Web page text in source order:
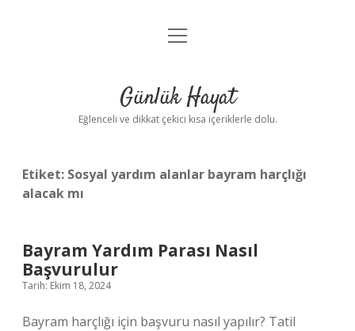
Anasayfa
Yasal Uyarı
menüyü
Günlük Hayat
Eğlenceli ve dikkat çekici kısa içeriklerle dolu.
Etiket: Sosyal yardım alanlar bayram harçlığı
alacak mı
Bayram Yardım Parası Nasıl
Başvurulur
Tarih: Ekim 18, 2024
Bayram harçlığı için başvuru nasıl yapılır? Tatil